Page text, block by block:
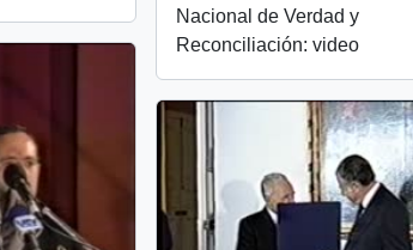
Nacional de Verdad y
Reconciliación: video